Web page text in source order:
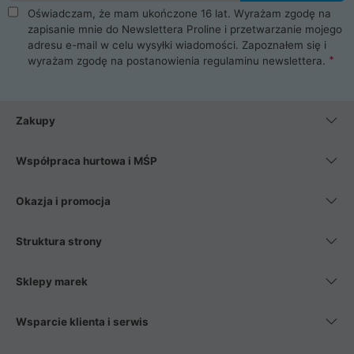
takie jak procesory, karty graficzne, płyty główne, pamięci,
dyski SSD, M.2 oraz HDD. Nasi pracownicy pomogą Ci wybrać
najlepszy zasilacz komputerowy oraz obudowę do komputera.
Poza komputerami mamy również najlepsze na rynku
Smartfony takich producentów jak Xiaomi, Apple, Samsung i
wentylatory. Na koniec mając już to wszystko, możesz
Oświadczam, że mam ukończone 16 lat. Wyrażam zgodę na
zapisanie mnie do Newslettera Proline i przetwarzanie mojego
adresu e-mail w celu wysyłki wiadomości. Zapoznałem się i
wyrażam zgodę na postanowienia regulaminu newslettera.
Zakupy
Współpraca hurtowa i MŚP
Okazja i promocja
Struktura strony
Sklepy marek
Wsparcie klienta i serwis